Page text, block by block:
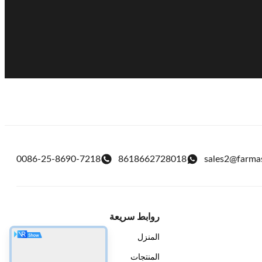
8618662728018
0086-25-8690-7218
روابط سريعة
المنزل
المنتجات